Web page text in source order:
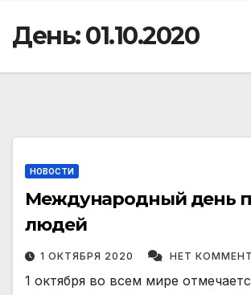
День:01.10.2020
НОВОСТИ
Международный день
людей
1 ОКТЯБРЯ 2020 НЕТ
1 октября во всем мире